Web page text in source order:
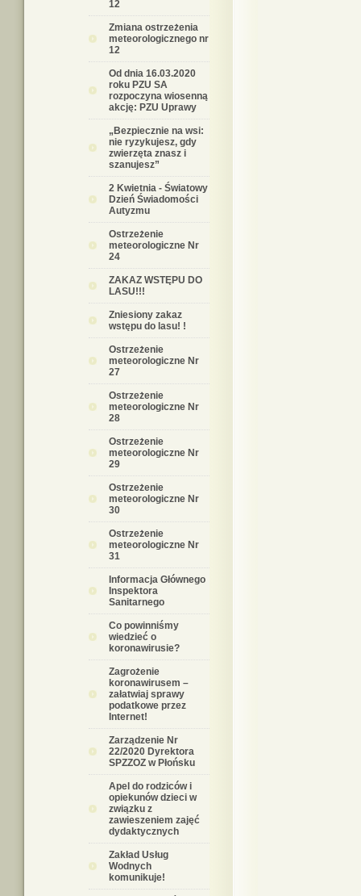
12
Zmiana ostrzeżenia
meteorologicznego nr
12
Od dnia 16.03.2020
roku PZU SA
rozpoczyna wiosenną
akcję: PZU Uprawy
„Bezpiecznie na wsi:
nie ryzykujesz, gdy
zwierzęta znasz i
szanujesz”
2 Kwietnia - Światowy
Dzień Świadomości
Autyzmu
Ostrzeżenie
meteorologiczne Nr
24
ZAKAZ WSTĘPU DO
LASU!!!
Zniesiony zakaz
wstępu do lasu! !
Ostrzeżenie
meteorologiczne Nr
27
Ostrzeżenie
meteorologiczne Nr
28
Ostrzeżenie
meteorologiczne Nr
29
Ostrzeżenie
meteorologiczne Nr
30
Ostrzeżenie
meteorologiczne Nr
31
Informacja Głównego
Inspektora
Sanitarnego
Co powinniśmy
wiedzieć o
koronawirusie?
Zagrożenie
koronawirusem –
załatwiaj sprawy
podatkowe przez
Internet!
Zarządzenie Nr
22/2020 Dyrektora
SPZZOZ w Płońsku
Apel do rodziców i
opiekunów dzieci w
związku z
zawieszeniem zajęć
dydaktycznych
Zakład Usług
Wodnych
komunikuje!